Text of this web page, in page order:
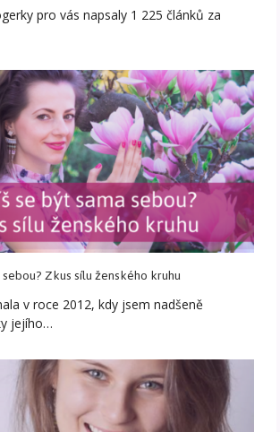
pro vás napsaly 1 225 článků za
Zkus sílu ženského kruhu
v roce 2012, kdy jsem nadšeně
jejího…